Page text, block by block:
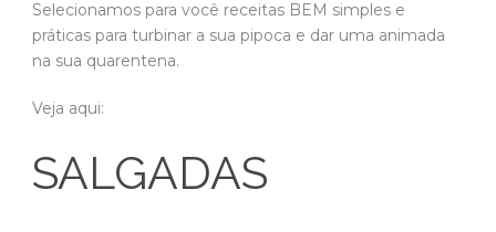
Selecionamos para você receitas BEM simples e
práticas para turbinar a sua pipoca e dar uma animada
na sua quarentena.
Veja aqui:
SALGADAS